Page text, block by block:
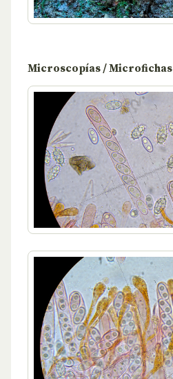
Microscopías / Microfichas